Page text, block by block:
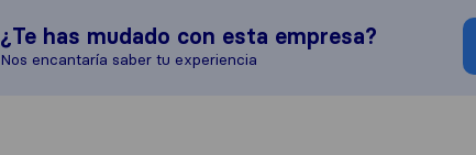
¿Te has mudado con esta empresa?
Nos encantaría saber tu experiencia